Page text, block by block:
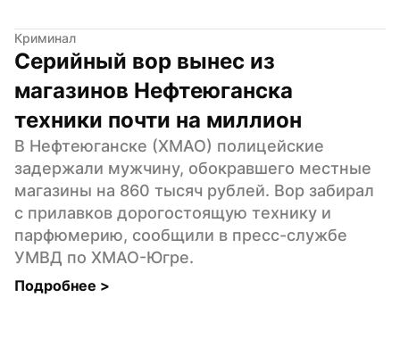
Криминал
Серийный вор вынес из
магазинов Нефтеюганска
техники почти на миллион
В Нефтеюганске (ХМАО) полицейские
задержали мужчину, обокравшего местные
магазины на 860 тысяч рублей. Вор забирал
с прилавков дорогостоящую технику и
парфюмерию, сообщили в пресс-службе
УМВД по ХМАО-Югре.
Подробнее >